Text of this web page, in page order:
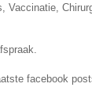
Vaccinatie,
facebook